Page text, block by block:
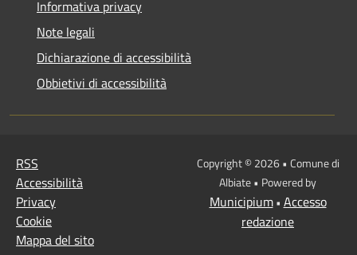
Informativa privacy
Note legali
Dichiarazione di accessibilità
Obbietivi di accessibilità
RSS
Accessibilità
Privacy
Cookie
Mappa del sito
Copyright © 2026 • Comune di
Albiate • Powered by
Municipium• Accesso
redazione